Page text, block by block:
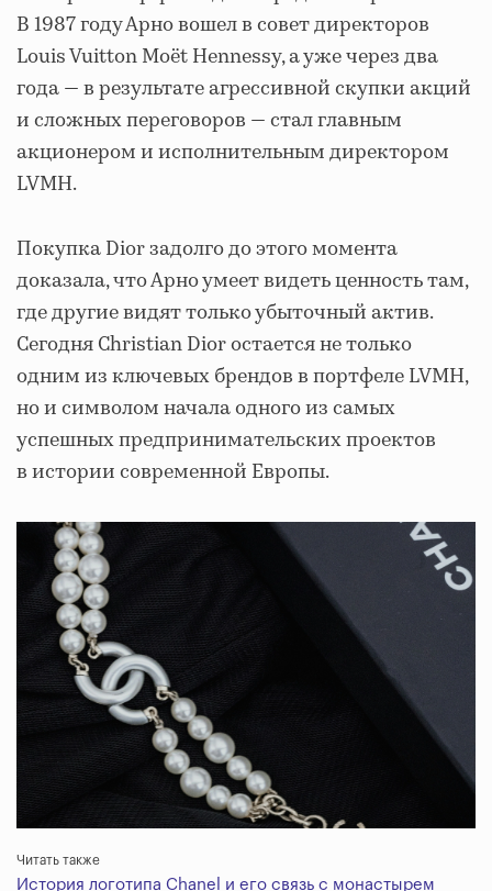
В 1987 году Арно вошел в совет директоров
Louis Vuitton Moët Hennessy, а уже через два
года — в результате агрессивной скупки акций
и сложных переговоров — стал главным
акционером и исполнительным директором
LVMH.
Покупка Dior задолго до этого момента
доказала, что Арно умеет видеть ценность там,
где другие видят только убыточный актив.
Сегодня Christian Dior остается не только
одним из ключевых брендов в портфеле LVMH,
но и символом начала одного из самых
успешных предпринимательских проектов
в истории современной Европы.
Читать также
История логотипа Chanel и его связь с монастырем